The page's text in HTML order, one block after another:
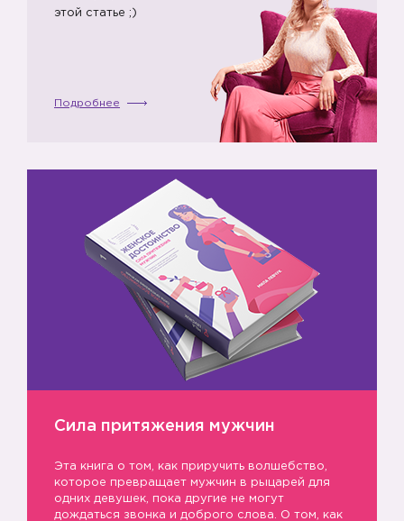
этой статье ;)
Подробнее
Сила притяжения мужчин
Эта книга о том, как приручить волшебство,
которое превращает мужчин в рыцарей для
одних девушек, пока другие не могут
дождаться звонка и доброго слова. О том, как